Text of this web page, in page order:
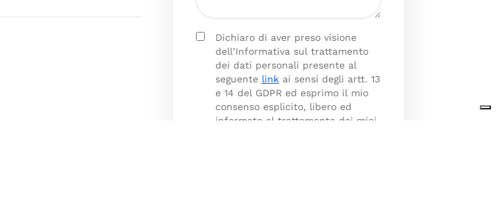
Dichiaro di aver preso visione
dell’Informativa sul trattamento
dei dati personali presente al
seguente linkai sensi degli artt. 13
e 14 del GDPR ed esprimo il mio
consenso esplicito, libero ed
informato al trattamento dei miei